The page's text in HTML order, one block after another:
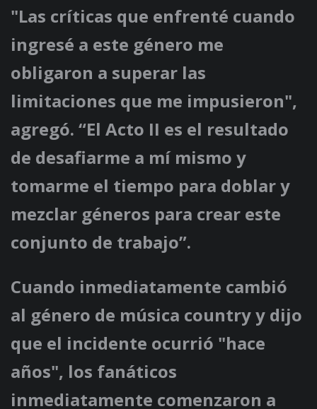
"Las críticas que enfrenté cuando
ingresé a este género me
obligaron a superar las
limitaciones que me impusieron",
agregó. “El Acto II es el resultado
de desafiarme a mí mismo y
tomarme el tiempo para doblar y
mezclar géneros para crear este
conjunto de trabajo”.
Cuando inmediatamente cambió
al género de música country y dijo
que el incidente ocurrió "hace
años", los fanáticos
inmediatamente comenzaron a